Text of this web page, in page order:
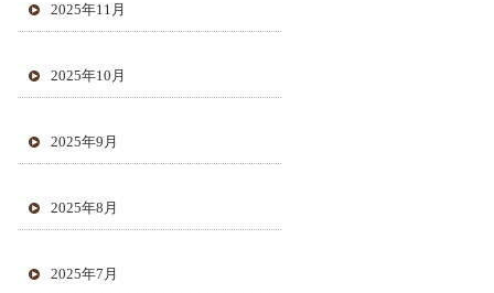
2025年11月
2025年10月
2025年9月
2025年8月
2025年7月